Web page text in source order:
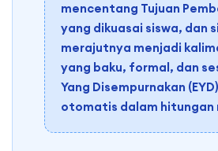
mencentang Tujuan
yang dikuasai siswa, dan
merajutnya menjadi
yang baku, formal, dan
Yang Disempurnakan
otomatis dalam hitungan